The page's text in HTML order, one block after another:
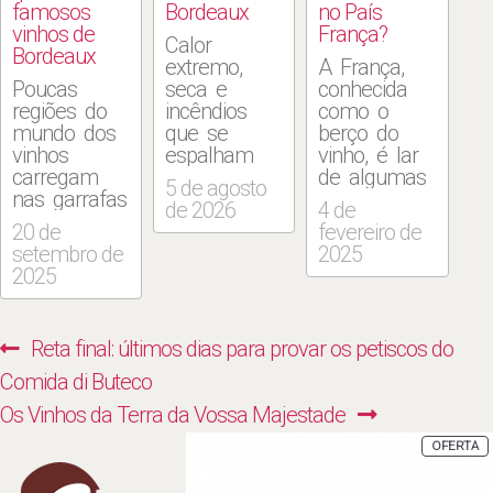
famosos
vinhos de
Bordeaux
Poucas
regiões do
mundo dos
vinhos
carregam
nas garrafas
a mística de
Bordeaux.
Um dos
mais
dos produtos
daquela
região do
noroeste da
escritor
Ernest
20 de
setembro de
2025
Bordeaux
Calor
extremo,
seca e
incêndios
que se
espalham
pelas áreas
rurais
francesas já
no que é
episódio de
5 de agosto
de 2026
no País
França?
A França,
conhecida
como o
berço do
vinho, é lar
de algumas
das regiões
vinícolas
mais
prestigiosas
quais
destacam-se
4 de
fevereiro de
2025
Navegação
de
Post
Previous
post:
Reta final: últimos dias para provar os petiscos do
Comida di Buteco
Next
Os Vinhos da Terra da Vossa Majestade
OFERTA